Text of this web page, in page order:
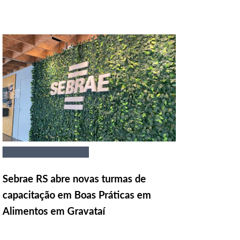
Sebrae RS abre novas turmas de
capacitação em Boas Práticas em
Alimentos em Gravataí